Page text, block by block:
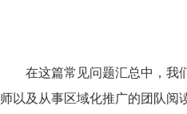
在这篇常见问题汇总中，我
师以及从事区域化推广的团队阅